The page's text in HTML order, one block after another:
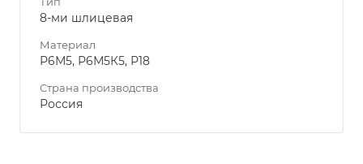
8-ми шлицевая
Материал
Р6М5, Р6М5К5, Р18
Страна производства
Россия